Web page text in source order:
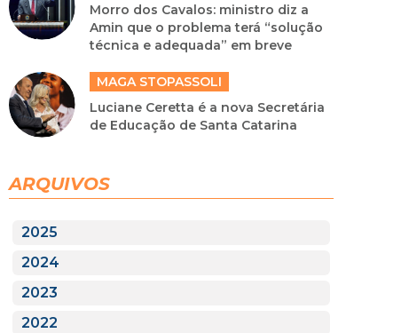
Morro dos Cavalos: ministro diz a
Amin que o problema terá “solução
técnica e adequada” em breve
MAGA STOPASSOLI
Luciane Ceretta é a nova Secretária
de Educação de Santa Catarina
ARQUIVOS
2025
2024
2023
2022